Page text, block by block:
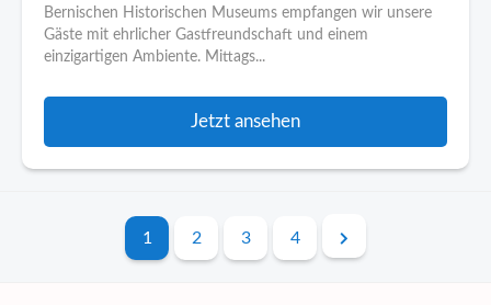
Bernischen Historischen Museums empfangen wir unsere
Gäste mit ehrlicher Gastfreundschaft und einem
einzigartigen Ambiente. Mittags...
Jetzt ansehen
1 2 3 4